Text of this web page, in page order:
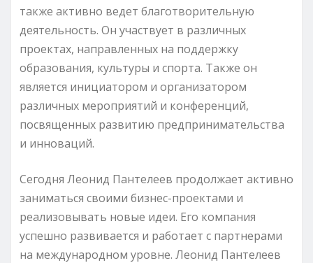
также активно ведет благотворительную
деятельность. Он участвует в различных
проектах, направленных на поддержку
образования, культуры и спорта. Также он
является инициатором и организатором
различных мероприятий и конференций,
посвященных развитию предпринимательства
и инноваций.
Сегодня Леонид Пантелеев продолжает активно
заниматься своими бизнес-проектами и
реализовывать новые идеи. Его компания
успешно развивается и работает с партнерами
на международном уровне. Леонид Пантелеев